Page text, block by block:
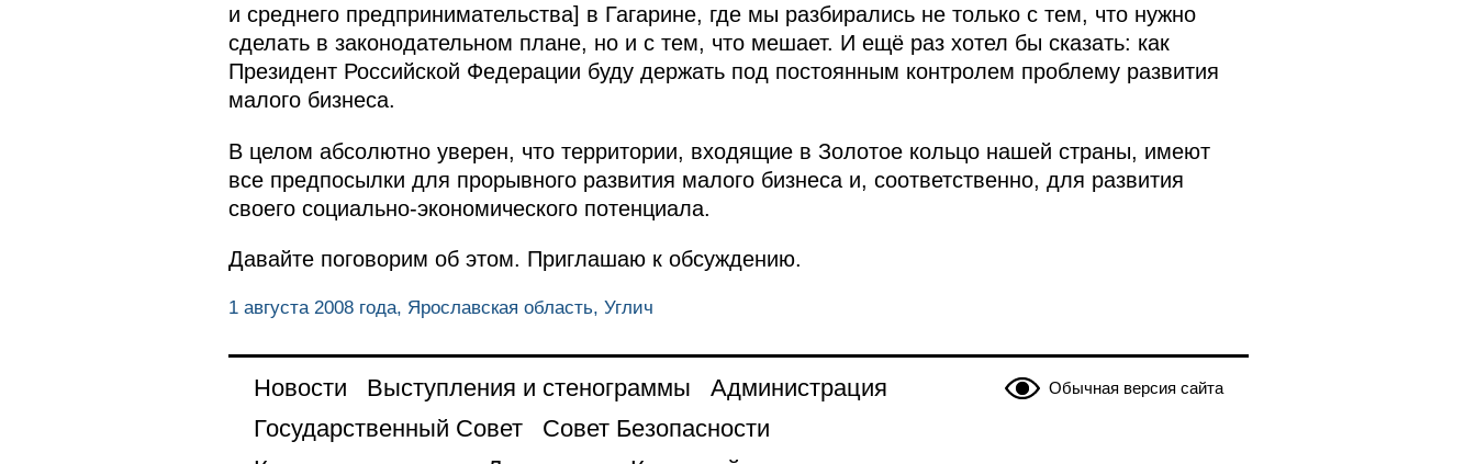
и среднего предпринимательства] в Гагарине, где мы разбирались не только с тем, что нужно
сделать в законодательном плане, но и с тем, что мешает. И ещё раз хотел бы сказать: как
Президент Российской Федерации буду держать под постоянным контролем проблему развития
малого бизнеса.
В целом абсолютно уверен, что территории, входящие в Золотое кольцо нашей страны, имеют
все предпосылки для прорывного развития малого бизнеса и, соответственно, для развития
своего социально-экономического потенциала.
Давайте поговорим об этом. Приглашаю к обсуждению.
1 августа 2008 года, Ярославская область, Углич
Обычная версия сайта
Новости Выступления и стенограммы
Администрация
Государственный Совет
Совет Безопасности